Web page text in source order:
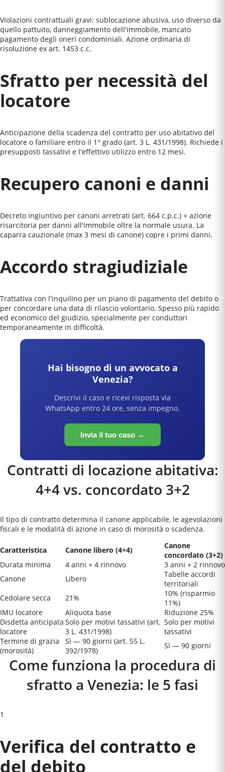
Violazioni contrattuali gravi: sublocazione abusiva, uso diverso da
quello pattuito, danneggiamento dell'immobile, mancato
pagamento degli oneri condominiali. Azione ordinaria di
risoluzione ex art. 1453 c.c.
Sfratto per necessità del
locatore
Anticipazione della scadenza del contratto per uso abitativo del
locatore o familiare entro il 1° grado (art. 3 L. 431/1998). Richiede i
presupposti tassativi e l'effettivo utilizzo entro 12 mesi.
Recupero canoni e danni
Decreto ingiuntivo per canoni arretrati (art. 664 c.p.c.) + azione
risarcitoria per danni all'immobile oltre la normale usura. La
caparra cauzionale (max 3 mesi di canone) copre i primi danni.
Accordo stragiudiziale
Trattativa con l'inquilino per un piano di pagamento del debito o
per concordare una data di rilascio volontario. Spesso più rapido
ed economico del giudizio, specialmente per conduttori
temporaneamente in difficoltà.
Hai bisogno di un avvocato a
Venezia?
Descrivi il caso e ricevi risposta via
WhatsApp entro 24 ore, senza impegno.
Invia il tuo caso →
Contratti di locazione abitativa:
4+4 vs. concordato 3+2
Il tipo di contratto determina il canone applicabile, le agevolazioni
fiscali e le modalità di azione in caso di morosità o scadenza.
Caratteristica Canone libero (4+4)
Canone
concordato (3+2)
Durata minima
4 anni + 4 rinnovo
3 anni + 2 rinnovo
Canone
Libero
Tabelle accordi
territoriali
Cedolare secca
21%
10% (risparmio
11%)
IMU locatore
Aliquota base
Riduzione 25%
Disdetta anticipata
locatore
Solo per motivi tassativi (art.
3 L. 431/1998)
Solo per motivi
tassativi
Termine di grazia
(morosità)
Sì — 90 giorni (art. 55 L.
392/1978)
Sì — 90 giorni
Come funziona la procedura di
sfratto a Venezia: le 5 fasi
1
Verifica del contratto e
del debito